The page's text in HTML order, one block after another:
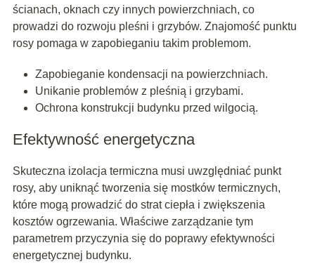
ścianach, oknach czy innych powierzchniach, co
prowadzi do rozwoju pleśni i grzybów. Znajomość punktu
rosy pomaga w zapobieganiu takim problemom.
Zapobieganie kondensacji na powierzchniach.
Unikanie problemów z pleśnią i grzybami.
Ochrona konstrukcji budynku przed wilgocią.
Efektywność energetyczna
Skuteczna izolacja termiczna musi uwzględniać punkt
rosy, aby uniknąć tworzenia się mostków termicznych,
które mogą prowadzić do strat ciepła i zwiększenia
kosztów ogrzewania. Właściwe zarządzanie tym
parametrem przyczynia się do poprawy efektywności
energetycznej budynku.